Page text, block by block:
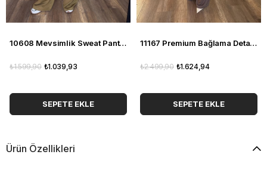
10608 Mevsimlik Sweat Pantolon Takım
₺1.039,93
₺1.599,90
SEPETE EKLE
11167 Premium Bağlama Detaylı Pantolon Ceket Takım
₺1.624,94
₺2.499,90
SEPETE EKLE
Ürün Özellikleri